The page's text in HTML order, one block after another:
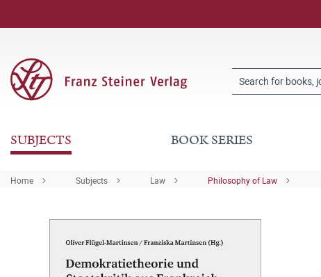
SUBJECTS BOOK SERIES
Home Subjects Law Philosophy of Law